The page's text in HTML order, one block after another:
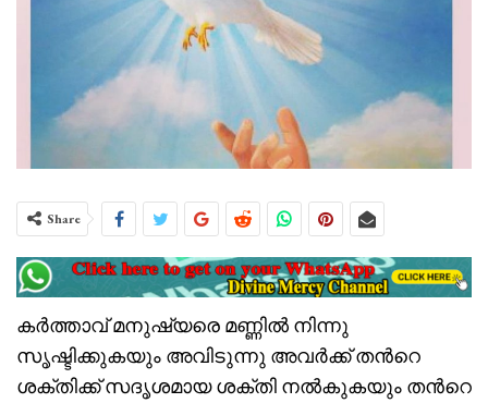
Share
കര്‍ത്താവ് മനുഷ്യരെ മണ്ണില്‍ നിന്നു
സൃഷ്ടിക്കുകയും അവിടുന്നു അവര്‍ക്ക് തന്‍റെ
ശക്തിക്ക് സദൃശമായ ശക്തി നല്‍കുകയും തന്‍റെ